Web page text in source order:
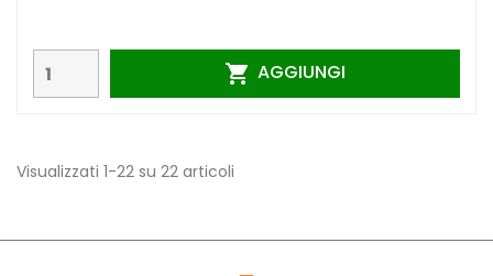
 AGGIUNGI
Visualizzati 1-22 su 22 articoli